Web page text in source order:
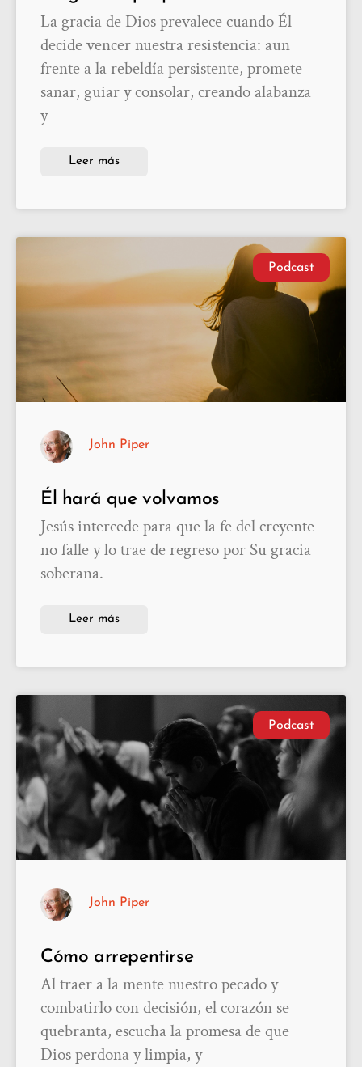
La gracia de Dios prevalece cuando Él
decide vencer nuestra resistencia: aun
frente a la rebeldía persistente, promete
sanar, guiar y consolar, creando alabanza
y
Leer más
Podcast
Él hará que volvamos
Jesús intercede para que la fe del creyente
no falle y lo trae de regreso por Su gracia
soberana.
Leer más
John Piper
Podcast
Cómo arrepentirse
Al traer a la mente nuestro pecado y
combatirlo con decisión, el corazón se
quebranta, escucha la promesa de que
Dios perdona y limpia, y
John Piper